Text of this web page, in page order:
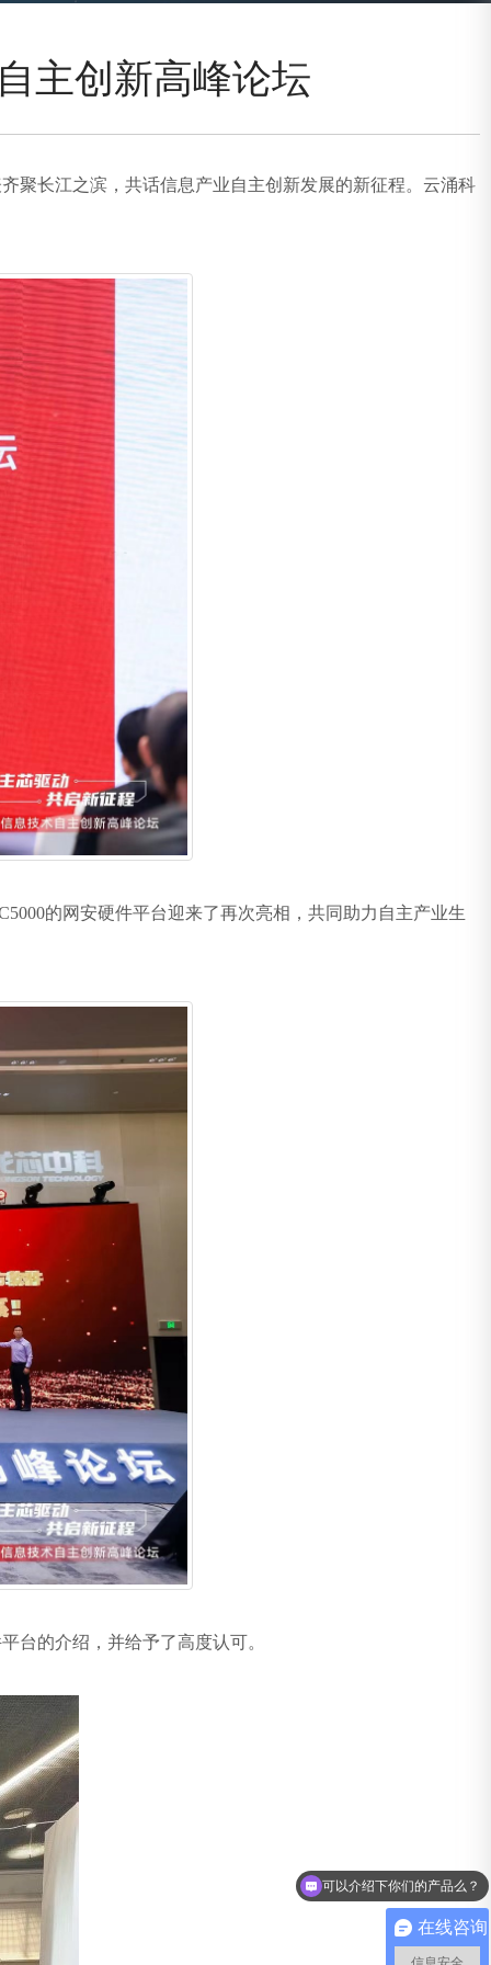
主创新高峰论坛
长江之滨，共话信息产业自主创新发展的新征程。云涌科
的网安硬件平台迎来了再次亮相，共同助力自主产业生
的介绍，并给予了高度认可。
在线咨询
你们是怎么收费的呢？